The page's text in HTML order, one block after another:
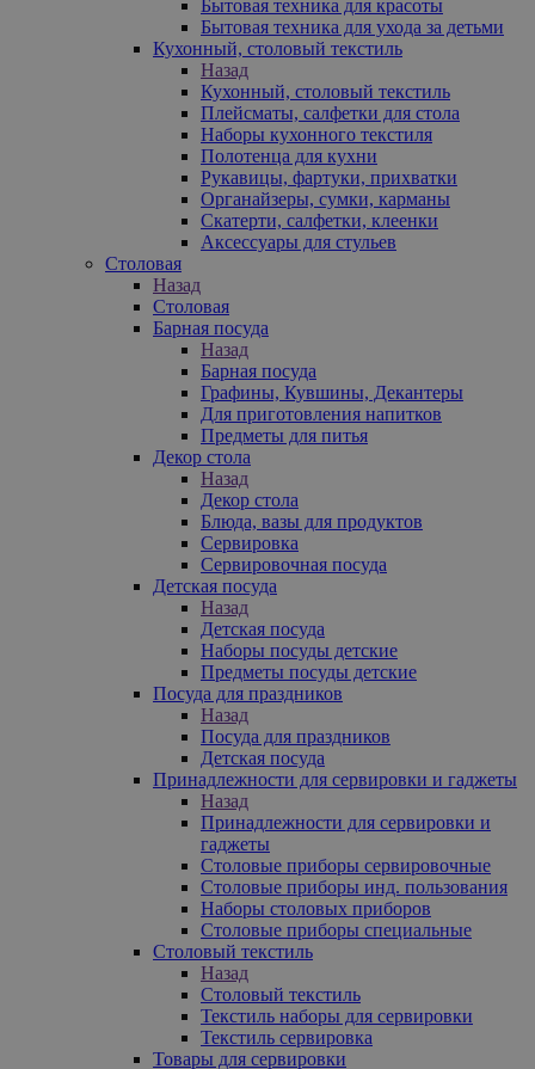
Бытовая техника для красоты
Бытовая техника для ухода за детьми
Кухонный, столовый текстиль
Назад
Кухонный, столовый текстиль
Плейсматы, салфетки для стола
Наборы кухонного текстиля
Полотенца для кухни
Рукавицы, фартуки, прихватки
Органайзеры, сумки, карманы
Скатерти, салфетки, клеенки
Аксессуары для стульев
Столовая
Назад
Столовая
Барная посуда
Назад
Барная посуда
Графины, Кувшины, Декантеры
Для приготовления напитков
Предметы для питья
Декор стола
Назад
Декор стола
Блюда, вазы для продуктов
Сервировка
Сервировочная посуда
Детская посуда
Назад
Детская посуда
Наборы посуды детские
Предметы посуды детские
Посуда для праздников
Назад
Посуда для праздников
Детская посуда
Принадлежности для сервировки и гаджеты
Назад
Принадлежности для сервировки и
гаджеты
Столовые приборы сервировочные
Столовые приборы инд. пользования
Наборы столовых приборов
Столовые приборы специальные
Столовый текстиль
Назад
Столовый текстиль
Текстиль наборы для сервировки
Текстиль сервировка
Товары для сервировки